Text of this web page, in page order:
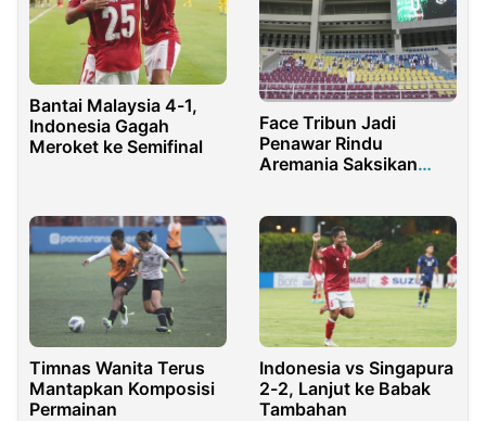
Bantai Malaysia 4-1,
Indonesia Gagah
Meroket ke Semifinal
Face Tribun Jadi
Penawar Rindu
Aremania Saksikan
Timnas Wanita Terus
Mantapkan Komposisi
Permainan
Indonesia vs Singapura
2-2, Lanjut ke Babak
Tambahan